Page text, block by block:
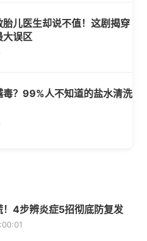
胎儿医生却说不值！这剧揭穿
大误区
毒？99%人不知道的盐水清洗
！4步辨炎症5招彻底防复发